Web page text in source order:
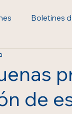
Boletines
de